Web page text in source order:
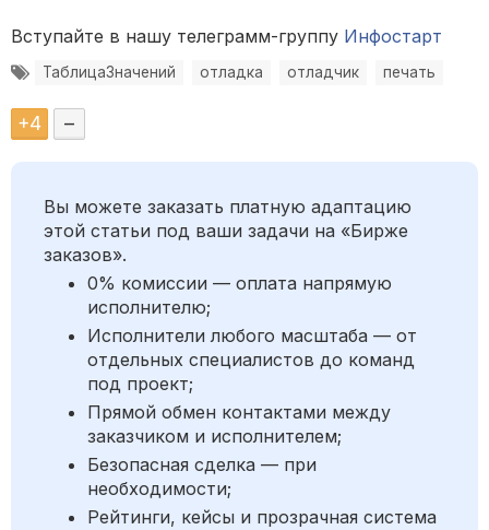
Вступайте в нашу телеграмм-группу Инфостарт
ТаблицаЗначений отладка отладчик печать
+4 –
Вы можете заказать платную адаптацию
этой статьи под ваши задачи на «Бирже
заказов».
0% комиссии — оплата напрямую
исполнителю;
Исполнители любого масштаба — от
отдельных специалистов до команд
под проект;
Прямой обмен контактами между
заказчиком и исполнителем;
Безопасная сделка — при
необходимости;
Рейтинги, кейсы и прозрачная система